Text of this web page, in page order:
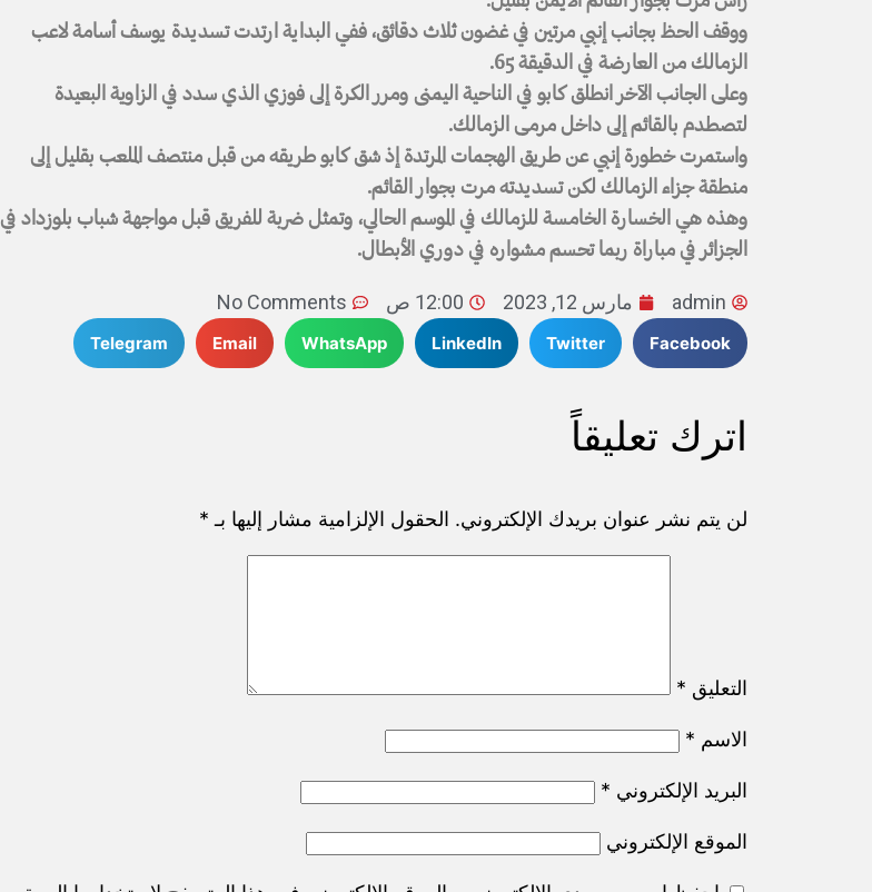
ووقف الحظ بجانب إنبي مرتين في غضون ثلاث دقائق، ففي البداية ارتدت تسديدة يوسف أسامة لاعب
الزمالك من العارضة في الدقيقة 65.
وعلى الجانب الآخر انطلق كابو في الناحية اليمنى ومرر الكرة إلى فوزي الذي سدد في الزاوية البعيدة
لتصطدم بالقائم إلى داخل مرمى الزمالك.
واستمرت خطورة إنبي عن طريق الهجمات المرتدة إذ شق كابو طريقه من قبل منتصف الملعب بقليل إلى
منطقة جزاء الزمالك لكن تسديدته مرت بجوار القائم.
وهذه هي الخسارة الخامسة للزمالك في الموسم الحالي، وتمثل ضربة للفريق قبل مواجهة شباب بلوزداد في
الجزائر في مباراة ربما تحسم مشواره في دوري الأبطال.
admin مارس 12, 2023 12:00 ص No Comments
Facebook
Twitter
LinkedIn
WhatsApp
Email
Telegram
اترك تعليقاً
لن يتم نشر عنوان بريدك الإلكتروني. الحقول الإلزامية مشار إليها بـ *
التعليق *
الاسم *
البريد الإلكتروني *
الموقع الإلكتروني